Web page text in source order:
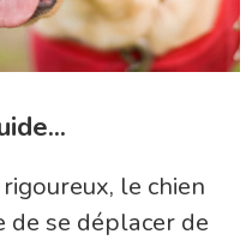
le chien
de se déplacer de